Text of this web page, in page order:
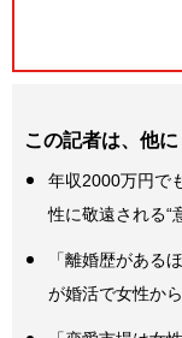
この記者は、他
年収2000万円で
性に敬遠される“
「離婚歴がある
が婚活で女性か